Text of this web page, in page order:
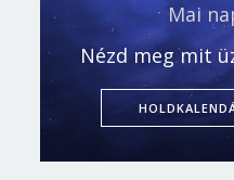
Mai
Nézd meg mit